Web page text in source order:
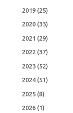
2019(25)
2020(33)
2021 (29)
2022(37)
2023(52)
2024(51)
2025(8)
2026(1)